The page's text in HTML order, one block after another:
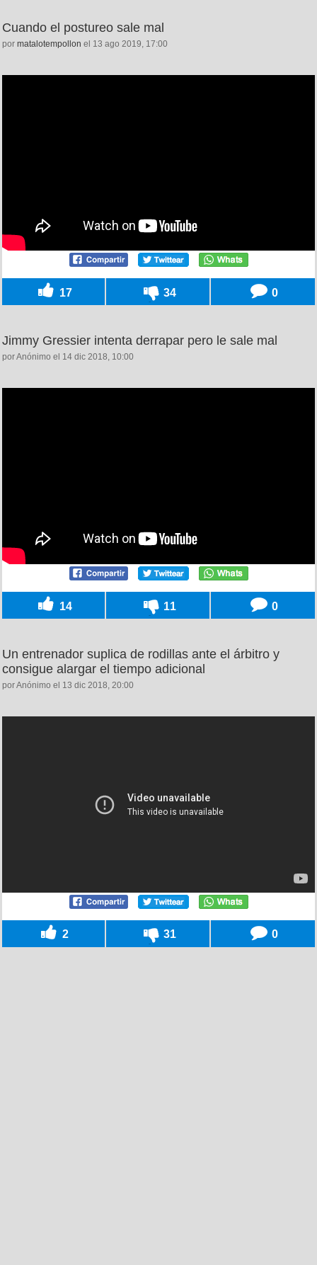
Cuando el postureo sale mal
por matalotempollon el 13 ago 2019, 17:00
17 34 0
Jimmy Gressier intenta derrapar pero le sale mal
por Anónimo el 14 dic 2018, 10:00
14 11 0
Un entrenador suplica de rodillas ante el árbitro y
consigue alargar el tiempo adicional
por Anónimo el 13 dic 2018, 20:00
2 31 0